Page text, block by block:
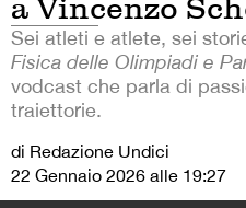
a Vincenzo
Sei atleti e atlete, sei
Fisica delle Olimpiadi e
vodcast che parla di
traiettorie.
di Redazione Undici
22 Gennaio 2026 alle 19:27